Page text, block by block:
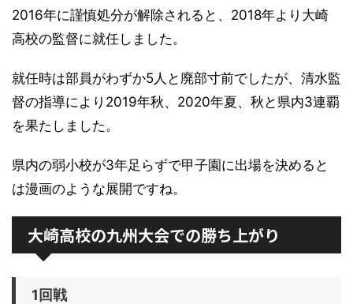
2016年に謹慎処分が解除されると、2018年より大崎
高校の監督に就任しました。
就任時は部員がわずか5人と廃部寸前でしたが、清水監
督の指導により2019年秋、2020年夏、秋と県内3連覇
を果たしました。
県内の弱小校が3年足らずで甲子園に出場を決めると
は漫画のような展開ですね。
大崎高校の九州大会での勝ち上がり
1回戦